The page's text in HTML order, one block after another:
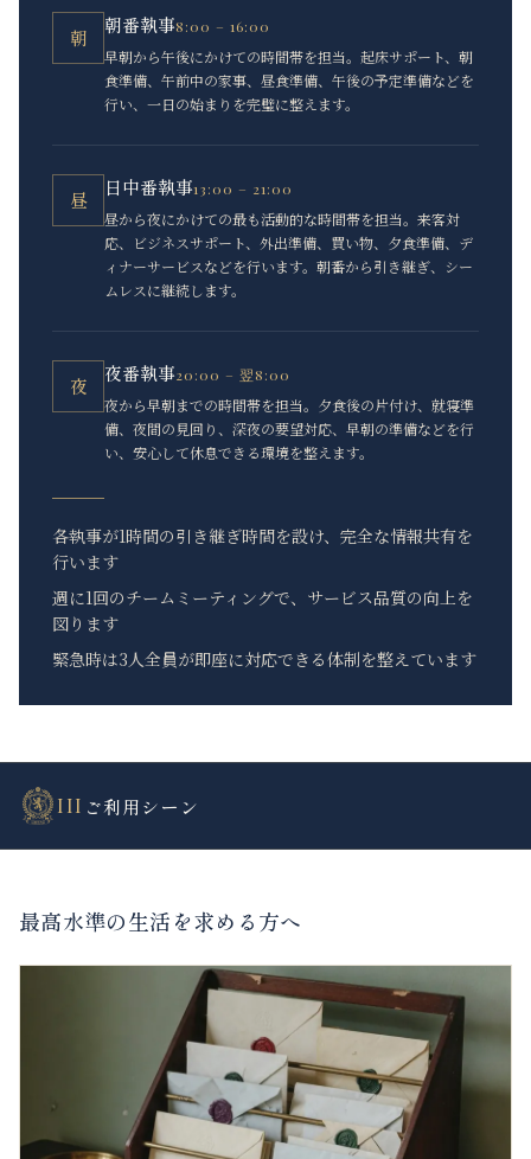
朝
朝番執事8:00 – 16:00
早朝から午後にかけての時間帯を担当。起床サポート、朝
食準備、午前中の家事、昼食準備、午後の予定準備などを
行い、一日の始まりを完璧に整えます。
昼
日中番執事13:00 – 21:00
昼から夜にかけての最も活動的な時間帯を担当。来客対
応、ビジネスサポート、外出準備、買い物、夕食準備、デ
ィナーサービスなどを行います。朝番から引き継ぎ、シー
ムレスに継続します。
夜
夜番執事20:00 – 翌8:00
夜から早朝までの時間帯を担当。夕食後の片付け、就寝準
備、夜間の見回り、深夜の要望対応、早朝の準備などを行
い、安心して休息できる環境を整えます。
各執事が1時間の引き継ぎ時間を設け、完全な情報共有を
行います
週に1回のチームミーティングで、サービス品質の向上を
図ります
緊急時は3人全員が即座に対応できる体制を整えています
III ご利用シーン
最高水準の生活を求める方へ